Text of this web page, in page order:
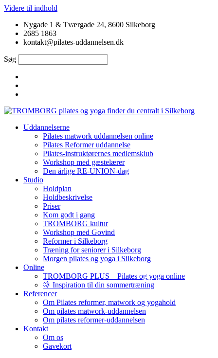
Videre til indhold
Nygade 1 & Tværgade 24, 8600 Silkeborg
2685 1863
kontakt@pilates-uddannelsen.dk
Søg
Uddannelserne
Pilates matwork uddannelsen online
Pilates Reformer uddannelse
Pilates-instruktørernes medlemsklub
Workshop med gæstelærer
Den årlige RE-UNION-dag
Studio
Holdplan
Holdbeskrivelse
Priser
Kom godt i gang
TROMBORG kultur
Workshop med Govind
Reformer i Silkeborg
Træning for seniorer i Silkeborg
Morgen pilates og yoga i Silkeborg
Online
TROMBORG PLUS – Pilates og yoga online
🌞 Inspiration til din sommertræning
Referencer
Om Pilates reformer, matwork og yogahold
Om pilates matwork-uddannelsen
Om pilates reformer-uddannelsen
Kontakt
Om os
Gavekort